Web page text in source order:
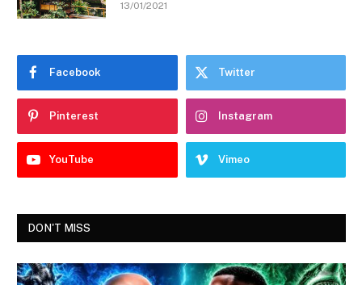
13/01/2021
Facebook Twitter
Pinterest Instagram
YouTube Vimeo
DON'T MISS